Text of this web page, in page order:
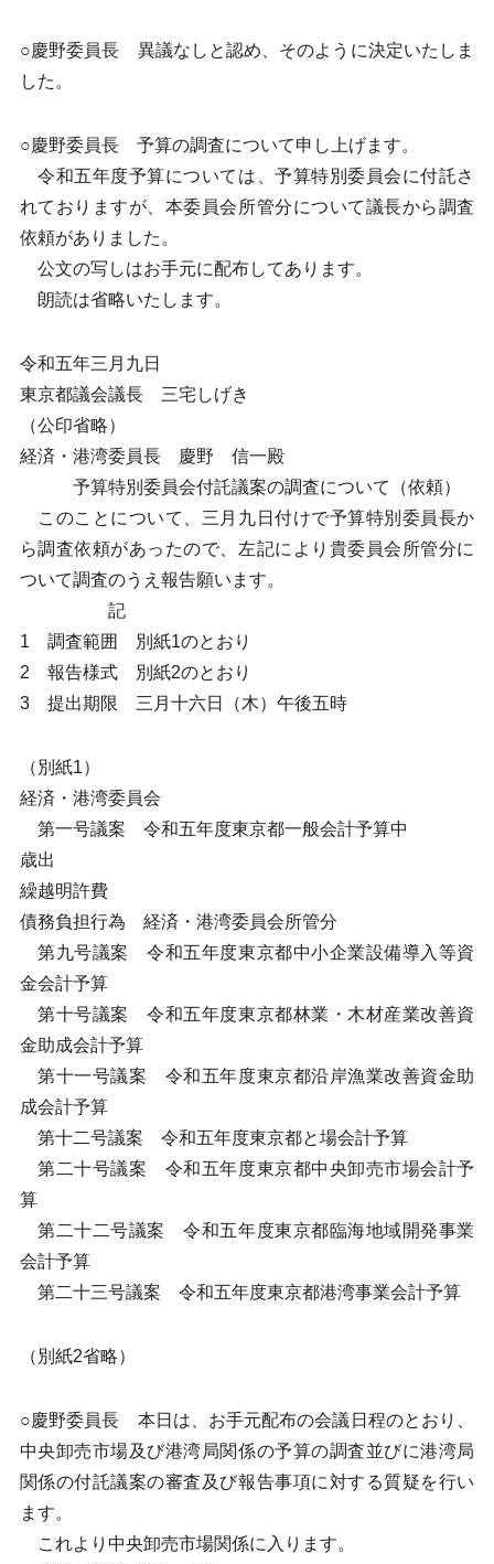
○慶野委員長 異議なしと認め、そのように決定いたしま
した。
○慶野委員長 予算の調査について申し上げます。
令和五年度予算については、予算特別委員会に付託さ
れておりますが、本委員会所管分について議長から調査
依頼がありました。
公文の写しはお手元に配布してあります。
朗読は省略いたします。
令和五年三月九日
東京都議会議長 三宅しげき
（公印省略）
経済・港湾委員長 慶野 信一殿
予算特別委員会付託議案の調査について（依頼）
このことについて、三月九日付けで予算特別委員長か
ら調査依頼があったので、左記により貴委員会所管分に
ついて調査のうえ報告願います。
記
1 調査範囲 別紙1のとおり
2 報告様式 別紙2のとおり
3 提出期限 三月十六日（木）午後五時
（別紙1）
経済・港湾委員会
第一号議案 令和五年度東京都一般会計予算中
歳出
繰越明許費
債務負担行為 経済・港湾委員会所管分
第九号議案 令和五年度東京都中小企業設備導入等資
金会計予算
第十号議案 令和五年度東京都林業・木材産業改善資
金助成会計予算
第十一号議案 令和五年度東京都沿岸漁業改善資金助
成会計予算
第十二号議案 令和五年度東京都と場会計予算
第二十号議案 令和五年度東京都中央卸売市場会計予
算
第二十二号議案 令和五年度東京都臨海地域開発事業
会計予算
第二十三号議案 令和五年度東京都港湾事業会計予算
（別紙2省略）
○慶野委員長 本日は、お手元配布の会議日程のとおり、
中央卸売市場及び港湾局関係の予算の調査並びに港湾局
関係の付託議案の審査及び報告事項に対する質疑を行い
ます。
これより中央卸売市場関係に入ります。